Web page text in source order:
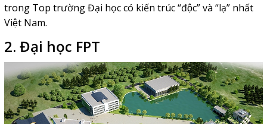
trong Top trường Đại học có kiến trúc “độc” và “lạ” nhất
Việt Nam.
2. Đại học FPT